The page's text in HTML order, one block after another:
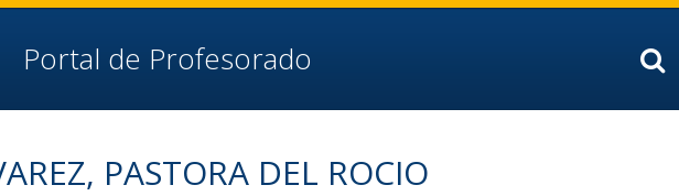
s)
Portal de Profesorado
PASTORA DEL ROCIO